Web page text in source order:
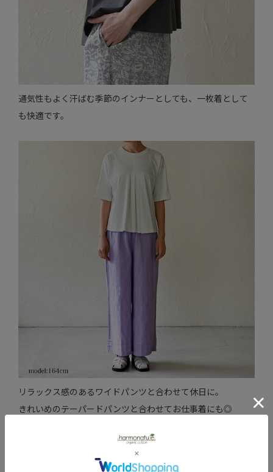
通気性もよく汗ばむ季節のインナーとしても、一枚着として
も快適です。
リラックス感のあるワイドパンツと合わせて休日に。
きれいめのテーパードパンツと合わせてお仕事着にも◎
フェアトレードパートナー